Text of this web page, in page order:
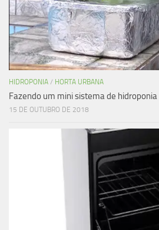
HIDROPONIA / HORTA URBANA
Fazendo um mini sistema de hidroponia
15 DE OUTUBRO DE 2018